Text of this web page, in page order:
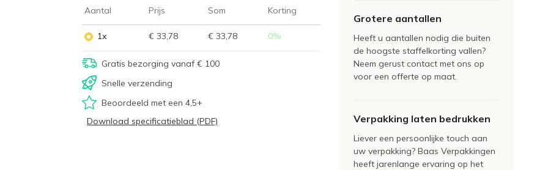
Aantal Prijs Som Korting
1x € 33,78 € 33,78 0%
Gratis bezorging vanaf € 100
Snelle verzending
Beoordeeld met een 4,5+
Download specificatieblad (PDF)
Grotere aantallen
Heeft u aantallen nodig die buiten
de hoogste staffelkorting vallen?
Neem gerust contact met ons op
voor een offerte op maat.
Verpakking laten bedrukken
Liever een persoonlijke touch aan
uw verpakking? Baas Verpakkingen
heeft jarenlange ervaring op het